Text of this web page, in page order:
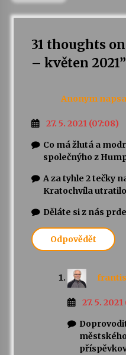
22. 7. 2026
14. 7. 2026
Za kulturou
odkaz Josefa
13. 7. 2026
Varhanní
Želiv
30. 6. 2026
31 thoughts on
– květen 2021”
Anonym
27. 5. 2021 (07:08)
Co má žlutá a
společnýho z
A za tyhle 2 tečky
Kratochvíla
Děláte si z nás
Odpovědět
27. 5.